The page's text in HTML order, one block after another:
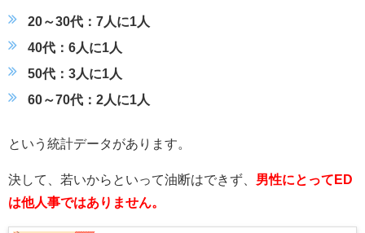
20～30代：7人に1人
40代：6人に1人
50代：3人に1人
60～70代：2人に1人
という統計データがあります。
決して、若いからといって油断はできず、 男性にとってED
は他人事ではありません。